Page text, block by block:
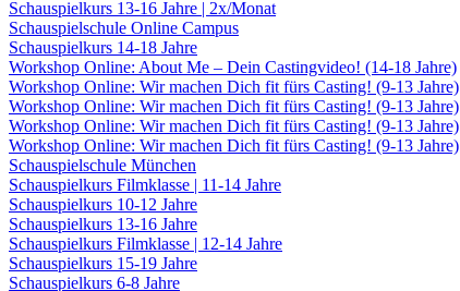
Schauspielkurs 13-16 Jahre | 2x/Monat
Schauspielschule Online Campus
Schauspielkurs 14-18 Jahre
Workshop Online: About Me – Dein Castingvideo! (14-18 Jahre)
Workshop Online: Wir machen Dich fit fürs Casting! (9-13 Jahre)
Workshop Online: Wir machen Dich fit fürs Casting! (9-13 Jahre)
Workshop Online: Wir machen Dich fit fürs Casting! (9-13 Jahre)
Workshop Online: Wir machen Dich fit fürs Casting! (9-13 Jahre)
Schauspielschule München
Schauspielkurs Filmklasse | 11-14 Jahre
Schauspielkurs 10-12 Jahre
Schauspielkurs 13-16 Jahre
Schauspielkurs Filmklasse | 12-14 Jahre
Schauspielkurs 15-19 Jahre
Schauspielkurs 6-8 Jahre